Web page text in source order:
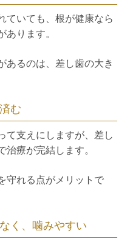
ていても、根が健康なら
あります。
あるのは、差し歯の大き
む
て支えにしますが、差し
治療が完結します。
守れる点がメリットで
く、噛みやすい